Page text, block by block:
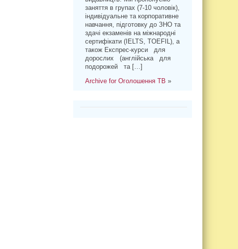
заняття в групах (7-10 чоловік),
індивідуальне та корпоративне
навчання, підготовку до ЗНО та
здачі екзаменів на міжнародні
сертифікати (IELTS, TOEFIL), а
також Експрес-курси для
дорослих (англійська для
подорожей та […]
Archive for Оголошення ТВ »